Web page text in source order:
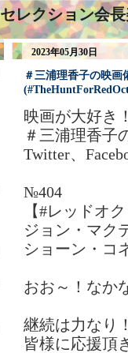
レクション会
2023年05月30日
＃三浦理香子の映
映画が大好き
＃三浦理香子
Twitter、
№404
【#レッドオ
ジョン・マク
ショーン・コ
おお～！なか
継続は力なり
皆様に応援頂